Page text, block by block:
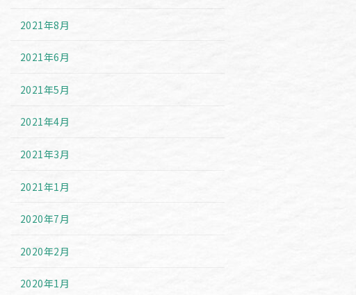
2021年8月
2021年6月
2021年5月
2021年4月
2021年3月
2021年1月
2020年7月
2020年2月
2020年1月